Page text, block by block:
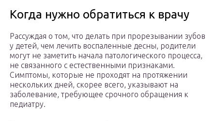
Когда нужно обратиться к врачу
Рассуждая о том, что делать при прорезывании зубов
у детей, чем лечить воспаленные десны, родители
могут не заметить начала патологического процесса,
не связанного с естественными признаками.
Симптомы, которые не проходят на протяжении
нескольких дней, скорее всего, указывают на
заболевание, требующее срочного обращения к
педиатру.